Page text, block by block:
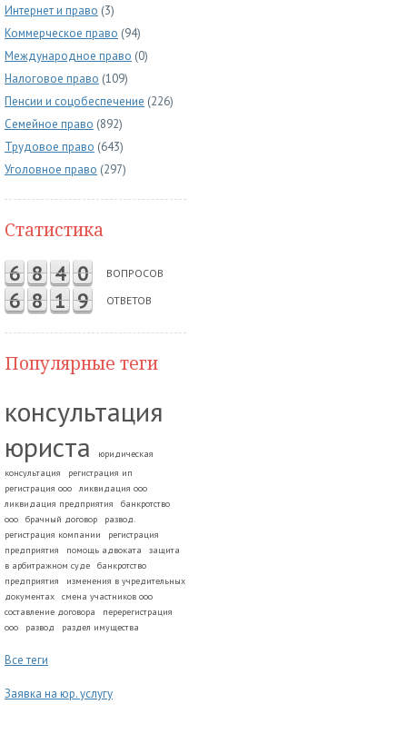
Интернет и право (3)
Коммерческое право (94)
Международное право (0)
Налоговое право (109)
Пенсии и соцобеспечение (226)
Семейное право (892)
Трудовое право (643)
Уголовное право (297)
Статистика
6 8 4 0 ВОПРОСОВ
6 8 1 9 ОТВЕТОВ
Популярные теги
консультация
юриста
юридическая
консультация
регистрация ип
регистрация ооо
ликвидация ооо
ликвидация предприятия
банкротство
ооо
брачный договор
развод.
регистрация компании
регистрация
предприятия
помощь адвоката
защита
в арбитражном суде
банкротство
предприятия
изменения в учредительных
документах
смена участников ооо
составление договора
перерегистрация
ооо
развод раздел имущества
Все теги
Заявка на юр. услугу